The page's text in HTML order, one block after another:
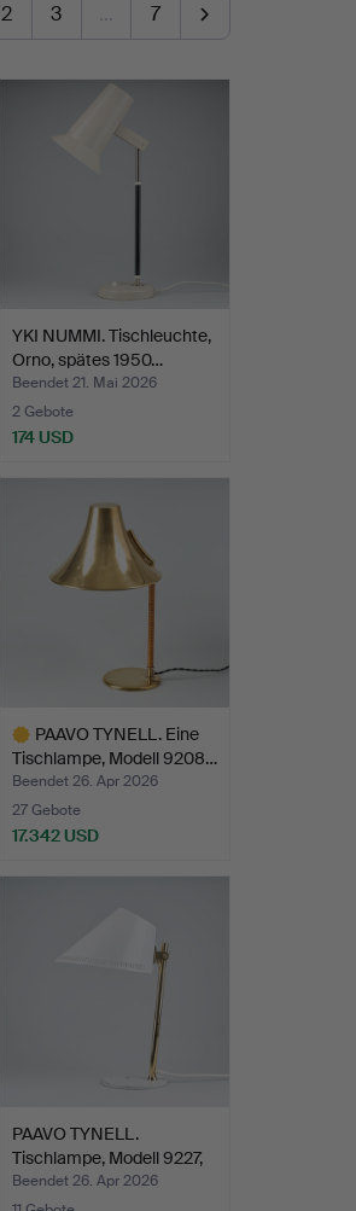
2 3 … 7
YKI NUMMI. Tischleuchte,
Orno, spätes 1950…
Beendet 21. Mai 2026
2 Gebote
174 USD
PAAVO TYNELL. Eine
Tischlampe, Modell 9208…
Beendet 26. Apr 2026
27 Gebote
17.342 USD
PAAVO TYNELL.
Tischlampe, Modell 9227,
Idm…
Beendet 26. Apr 2026